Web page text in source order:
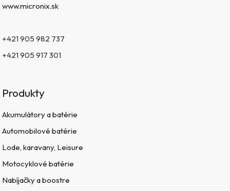
www.micronix.sk
+421 905 982 737
+421 905 917 301
Produkty
Akumulátory a batérie
Automobilové batérie
Lode, karavany, Leisure
Motocyklové batérie
Nabíjačky a boostre